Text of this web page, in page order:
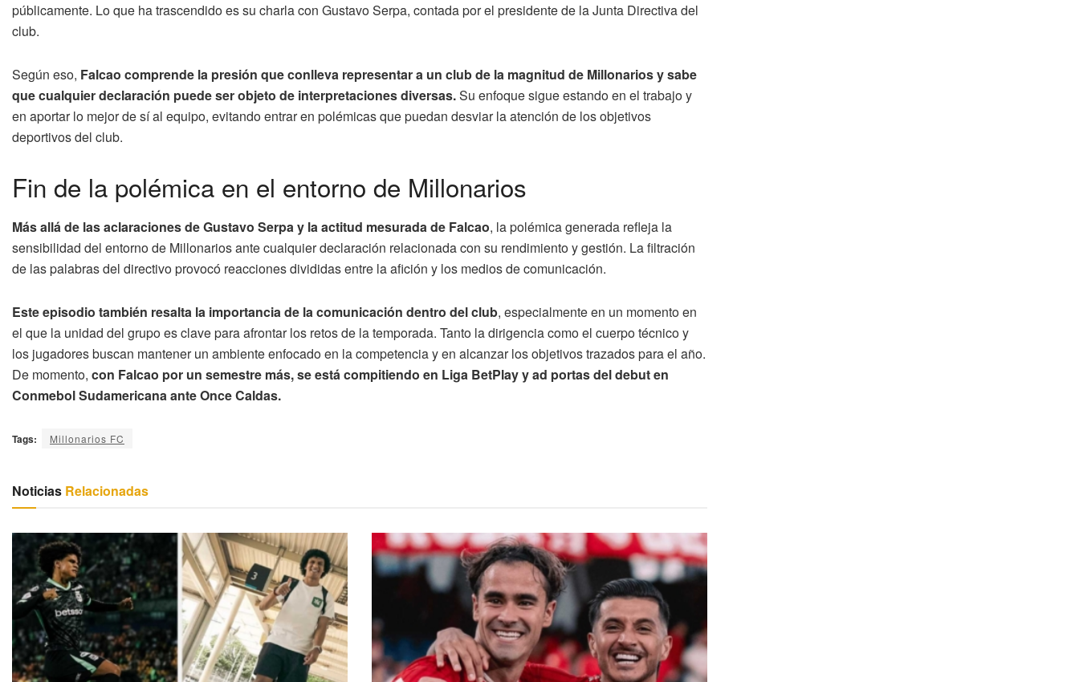
públicamente. Lo que ha trascendido es su charla con Gustavo Serpa, contada por el presidente de la Junta Directiva del
club.
Según eso, Falcao comprende la presión que conlleva representar a un club de la magnitud de Millonarios y sabe
que cualquier declaración puede ser objeto de interpretaciones diversas.Su enfoque sigue estando en el trabajo y
en aportar lo mejor de sí al equipo, evitando entrar en polémicas que puedan desviar la atención de los objetivos
deportivos del club.
Fin de la polémica en el entorno de Millonarios
Más allá de las aclaraciones de Gustavo Serpa y la actitud mesurada de Falcao, la polémica generada refleja la
sensibilidad del entorno de Millonarios ante cualquier declaración relacionada con su rendimiento y gestión. La filtración
de las palabras del directivo provocó reacciones divididas entre la afición y los medios de comunicación.
Este episodio también resalta la importancia de la comunicación dentro del club, especialmente en un momento en
el que la unidad del grupo es clave para afrontar los retos de la temporada. Tanto la dirigencia como el cuerpo técnico y
los jugadores buscan mantener un ambiente enfocado en la competencia y en alcanzar los objetivos trazados para el año.
De momento, con Falcao por un semestre más, se está compitiendo en Liga BetPlay y ad portas del debut en
Conmebol Sudamericana ante Once Caldas.
Tags: Millonarios FC
Noticias Relacionadas